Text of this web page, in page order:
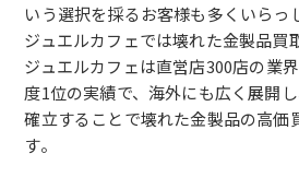
いう選択を採るお客様も多くいらっ
ジュエルカフェでは壊れた金製品買
ジュエルカフェは直営店300店の業
度1位の実績で、海外にも広く展開
確立することで壊れた金製品の高価
す。